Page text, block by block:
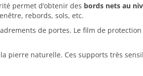
permet d’obtenir des bords nets au
rebords, sols, etc.
de portes. Le film de
pierre naturelle. Ces supports très